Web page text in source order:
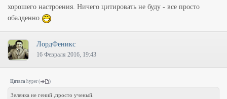
хорошего настроения. Ничего цитировать не буду - все просто
обалденно
ЛордФеникс
16 Февраля 2016, 19:43
Цитата hyper ( )
Зеленка не гений ,просто ученый.